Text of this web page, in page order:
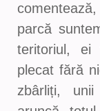
parcă
teritoriul, ei
plecat fără
zbârliți,